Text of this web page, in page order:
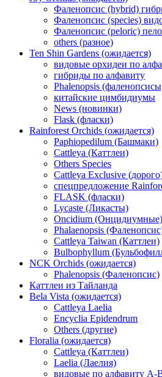
Фаленопсис (hybrid)
Фаленопсис (species)
Фаленопсис (peloric)
others (разное)
Ten Shin Gardens (ожидается)
видовые орхидеи по
гибриды по алфавиту
Phalenopsis
китайские цимбидиумы
News (новинки)
Flask (фласки)
Rainforest Orchids (ожидается)
Paphiopedilum (Башмаки)
Cattleya (Каттлеи)
Others Species
Cattleya Exclusive
спецпредложение
FLASK (фласки)
Lycaste (Ликасты)
Oncidium (Онцидиумные)
Phalaenopsis
Cattleya Taiwan (Каттлеи)
Bulbophyllum
NCK Orchids (ожидается)
Phalenopsis (Фаленопсис)
Каттлеи из Тайланда
Bela Vista (ожидается)
Cattleya Laelia
Encyclia Epidendrum
Others (другие)
Floralia (ожидается)
Cattleya (Каттлеи)
Laelia (Лаелия)
видовые по алфавиту A-